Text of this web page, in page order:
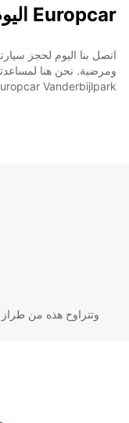
Europcar اليوم!
اتصل بنا اليوم لحجز
ومرضية. نحن هنا
Vanderbijlpark!
وتتراوح هذه من